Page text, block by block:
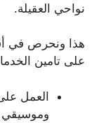
نواحي العقيلة.
هذا ونحرص في
على تامين
العمل
وموسيقي